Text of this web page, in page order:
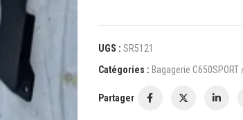
UGS : SR5121
Catégories : Bagagerie C650SPORT
Partager